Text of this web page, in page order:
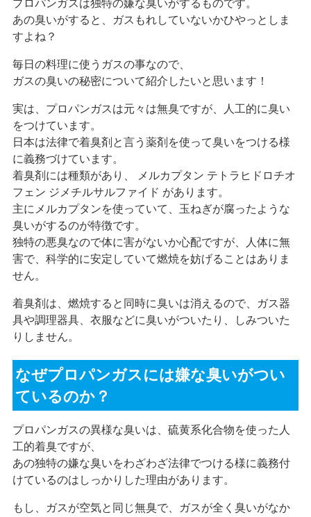
プロパンガスは独特の嫌な臭いがするものです。
あの臭いがすると、ガスもれしていないかひやっとしま
すよね？
毎日の料理に使うガスの事なので、
ガスの臭いの秘密について紹介したいと思います！
実は、プロパンガスは元々は無臭ですが、人工的に臭い
をつけています。
日本は法律で着臭剤と言う薬剤を使って臭いをつける様
に義務づけています。
着臭剤には種類があり、 メルカプタン テトラヒドロチオ
フェン ジメチルサルファイド があります。
主にメルカプタンを使っていて、玉ねぎが腐ったような
臭いがするのが特徴です。
独特の悪臭なので体に害がないか心配ですが、人体に無
害で、科学的に安定していて燃焼を妨げることはありま
せん。
着臭剤は、燃焼すると同時に臭いは消えるので、ガス器
具や調理器具、衣服などに臭いがついたり、しみついた
りしません。
なぜプロパンガスには嫌な臭いがつい
ているのか？
プロパンガスの異様な臭いは、硫黄系化合物を使った人
工的着臭ですが、
あの独特の嫌な臭いをわざわざ法律でつける様に義務付
けているのはしっかりした理由があります。
もし、ガスが空気と同じ無臭で、ガスが全く臭いがなか